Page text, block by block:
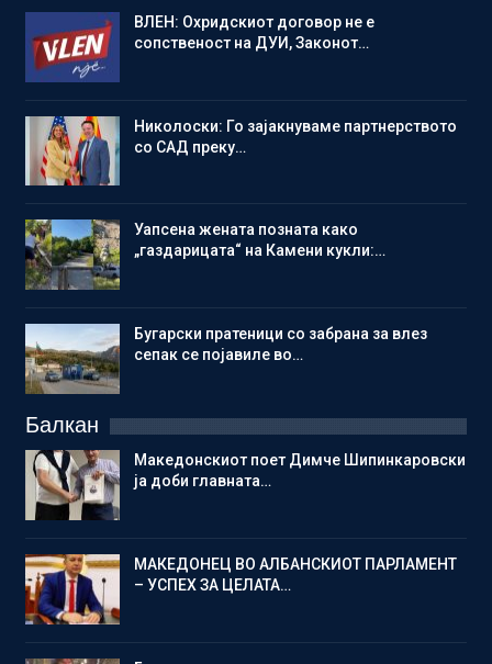
ВЛЕН: Охридскиот договор не е
сопственост на ДУИ, Законот…
Николоски: Го зајакнуваме партнерството
со САД преку…
Уапсена жената позната како
„газдарицата“ на Камени кукли:…
Бугарски пратеници со забрана за влез
сепак се појавиле во…
Балкан
Македонскиот поет Димче Шипинкаровски
ја доби главната…
МАКЕДОНЕЦ ВО АЛБАНСКИОТ ПАРЛАМЕНТ
– УСПЕХ ЗА ЦЕЛАТА…